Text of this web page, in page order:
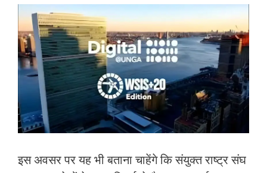
इस अवसर पर यह भी बताना चाहेंगे कि संयुक्त राष्ट्र संघ